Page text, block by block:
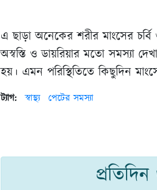
এ ছাড়া অনেকের শরীর মাংসের
অস্বস্তি ও ডায়রিয়ার মতো সমস্যা
হয়। এমন পরিস্থিতিতে কিছুদিন
ট্যাগ: স্বাস্থ্য পেটের সমস্যা
প্রতিদিন